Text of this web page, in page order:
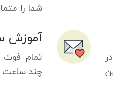
شما را
آموزش
تمام فوت
چند ساعت